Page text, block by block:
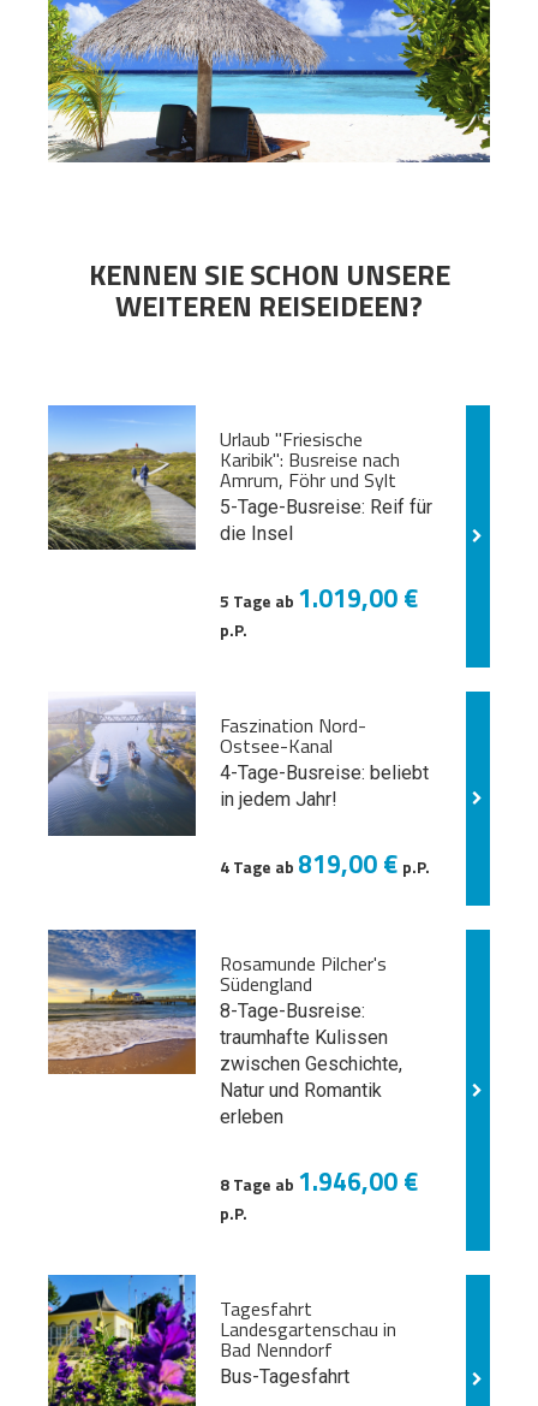
KENNEN SIE SCHON UNSERE
WEITEREN REISEIDEEN?
Urlaub "Friesische
Karibik": Busreise nach
Amrum, Föhr und Sylt
5-Tage-Busreise: Reif für
die Insel
5 Tage ab 1.019,00 €
p.P.
Faszination Nord-
Ostsee-Kanal
4-Tage-Busreise: beliebt
in jedem Jahr!
4 Tage ab 819,00 € p.P.
Rosamunde Pilcher's
Südengland
8-Tage-Busreise:
traumhafte Kulissen
zwischen Geschichte,
Natur und Romantik
erleben
8 Tage ab 1.946,00 €
p.P.
Tagesfahrt
Landesgartenschau in
Bad Nenndorf
Bus-Tagesfahrt